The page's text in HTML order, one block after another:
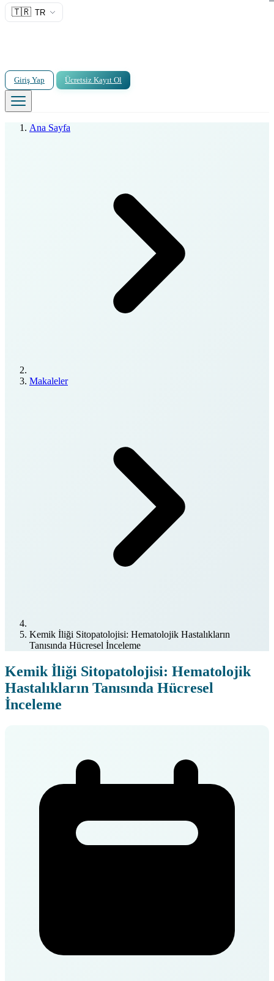
🇹🇷 TR
Giriş Yap Ücretsiz Kayıt Ol
Ana Sayfa
Makaleler
Kemik İliği Sitopatolojisi: Hematolojik Hastalıkların
Tanısında Hücresel İnceleme
Kemik İliği Sitopatolojisi: Hematolojik
Hastalıkların Tanısında Hücresel
İnceleme